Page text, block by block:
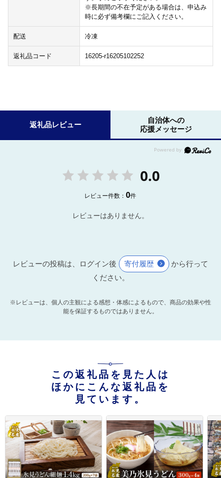
※長期間の不在予定がある場合は、申込み
時に必ず備考欄にご記入ください。
配送 冷凍
返礼品コード 16205-r16205102252
返礼品レビュー
自治体への
応援メッセージ
0.0
レビュー件数：0件
レビューはありません。
レビューの投稿は、ログイン後 寄付履歴
から行って
ください。
※レビューは、個人の主観による感想・体感によるもので、商品の効果や性
能を保証するものではありません。
この返礼品を見た人は
ほかにこんな返礼品を
見ています。